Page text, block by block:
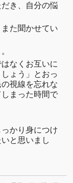
き、自分の悩
た聞かせてい
なくお互いに
ょう」とおっ
視線を忘れな
まった時間で
かり身につけ
と思いまし